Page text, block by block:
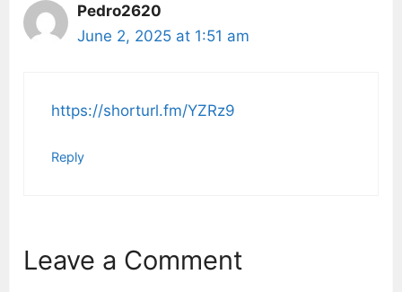
Pedro2620
June 2, 2025 at 1:51 am
https://shorturl.fm/YZRz9
Reply
Leave a Comment